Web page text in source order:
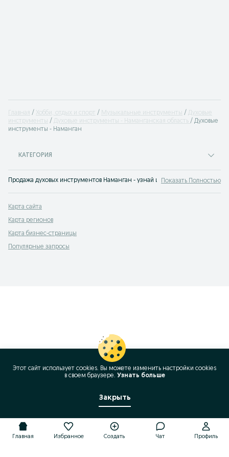
Главная Хобби, отдых и спорт Музыкальные инструменты
Духовые
инструменты
Духовые инструменты - Наманганская область
Духовые
инструменты - Наманган
КАТЕГОРИЯ
Продажа духовых инструментов Наманган - узнай цену на духовой
Показать Полностью
Карта сайта
Карта регионов
Карта бизнес-страницы
Популярные запросы
Главная Избранное Создать Чат Профиль
Этот сайт использует cookies. Вы можете изменить настройки cookies
в своeм браузере. Узнать больше
Закрыть